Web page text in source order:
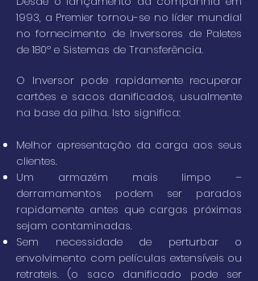
1993, a Premier tornou-se no líder mundial
no fornecimento de Inversores de Paletes
de 180º e Sistemas de Transferência.
O Inversor pode rapidamente recuperar
cartões e sacos danificados, usualmente
na base da pilha. Isto significa:
Melhor apresentação da carga aos seus
clientes.
Um armazém mais limpo –
derramamentos podem ser parados
rapidamente antes que cargas próximas
sejam contaminadas.
Sem necessidade de perturbar o
envolvimento com películas extensíveis ou
retrateis. (o saco danificado pode ser